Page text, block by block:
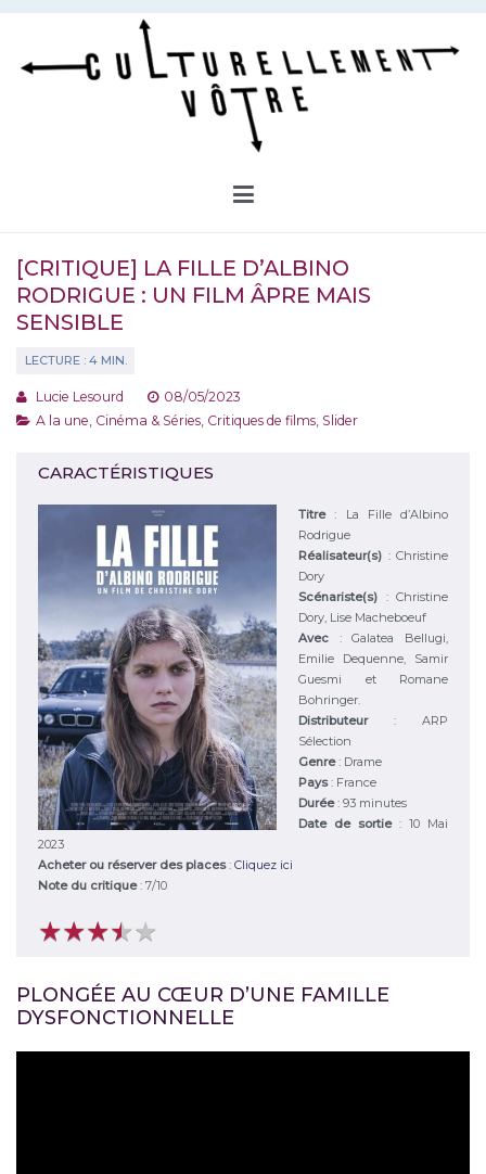
Aller
contenu
[CRITIQUE] LA FILLE D’ALBINO
RODRIGUE : UN FILM ÂPRE MAIS
SENSIBLE
Lucie Lesourd
08/05/2023
A la une Cinéma & Séries Critiques de films Slider
CARACTÉRISTIQUES
Titre: La Fille d’Albino
Rodrigue
Réalisateur(s) :Christine
Dory
Scénariste(s) :Christine
Dory, Lise Macheboeuf
Avec :Galatea Bellugi,
Emilie Dequenne, Samir
Guesmi et Romane
Bohringer.
Distributeur:ARP
Sélection
Genre: Drame
Pays: France
Durée:93 minutes
Date de sortie: 10 Mai
2023
Acheter ou réserver des places: Cliquez ici
Note du critique: 7/10
★★★★★
★★★★★
PLONGÉE AU CŒUR D’UNE FAMILLE
DYSFONCTIONNELLE